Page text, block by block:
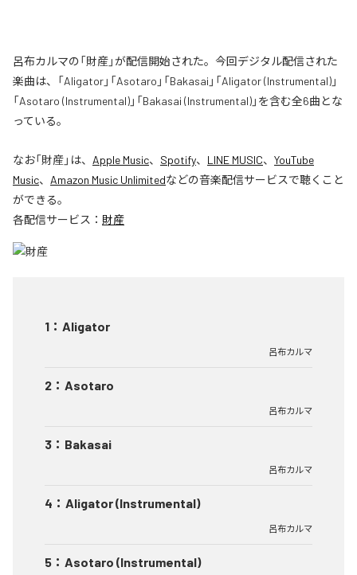
呂布カルマの「財産」が配信開始された。今回デジタル配信された
楽曲は、「Aligator」「Asotaro」「Bakasai」「Aligator (Instrumental)」
「Asotaro (Instrumental)」「Bakasai (Instrumental)」を含む全6曲とな
っている。
なお「財産」は、 Apple Music、 Spotify、 LINE MUSIC、 YouTube
Music、 Amazon Music Unlimitedなどの音楽配信サービスで聴くこと
ができる。
各配信サービス： 財産
1 ： Aligator
呂布カルマ
2 ： Asotaro
呂布カルマ
3 ： Bakasai
呂布カルマ
4 ： Aligator (Instrumental)
呂布カルマ
5 ： Asotaro (Instrumental)